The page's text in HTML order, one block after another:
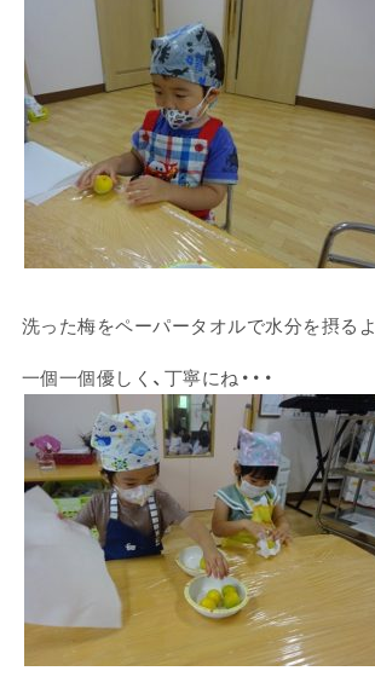
洗った梅をペーパータオルで水分を摂るよ
一個一個優しく、丁寧にね・・・